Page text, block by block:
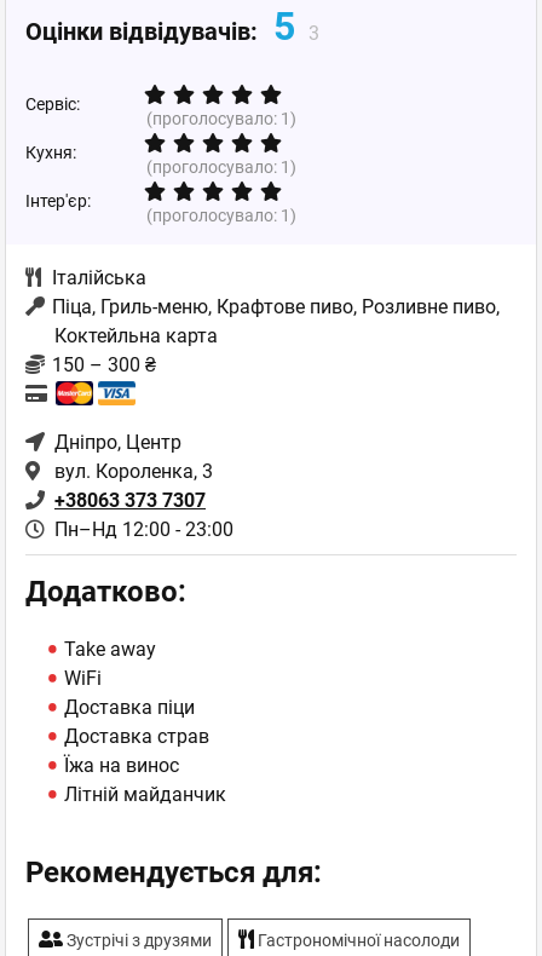
Оцінки відвідувачів: 5 3
Сервіс:
(проголосувало: 1)
Кухня:
(проголосувало: 1)
Інтер'єр:
(проголосувало: 1)
Італійська
Піца, Гриль-меню, Крафтове пиво, Розливне пиво,
Коктейльна карта
150 – 300 ₴
Дніпро, Центр
вул. Короленка, 3
+38063 373 7307
Пн–Нд 12:00 - 23:00
Додатково:
Take away
WiFi
Доставка піци
Доставка страв
Їжа на винос
Літній майданчик
Рекомендується для:
Зустрічі з друзями Гастрономічної насолоди